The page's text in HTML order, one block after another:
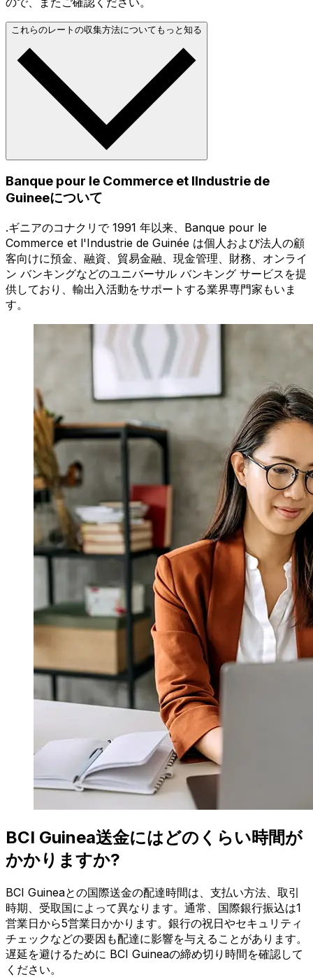
これらのレートの収集方法についてもっと知る
Banque pour le Commerce et lIndustrie de
Guineeについて
.ギニアのコナクリで 1991 年以来、Banque pour le
Commerce et l'Industrie de Guinée は個人および法人の顧
客向けに預金、融資、貿易金融、現金管理、財務、オンライ
ン バンキングなどのユニバーサル バンキング サービスを提
供しており、輸出入活動をサポートする業界専門家もいま
す。
BCI Guinea送金にはどのくらい時間が
かかりますか?
BCI Guineaとの国際送金の配達時間は、支払い方法、取引
時期、受取国によって異なります。通常、国際銀行振込は1
営業日から5営業日かかります。銀行の祝日やセキュリティ
チェックなどの要因も配達に影響を与えることがあります。
遅延を避けるために BCI Guineaの締め切り時間を確認して
ください。